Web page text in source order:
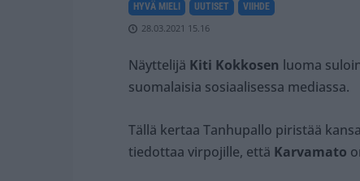
HYVÄ MIELI UUTISET VIIHDE
28.03.2021 15.16
Näyttelijä Kiti Kokkosen luoma
suomalaisia sosiaalisessa mediassa.
Tällä kertaa Tanhupallo piristää
tiedottaa virpojille, että Karvamato